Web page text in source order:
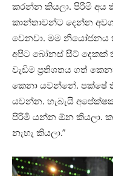
කරන්න කියලා. පිරිමි අය
කාන්තාවන්ට දෙන්න
වෙනවා. මම
අපිට බෝනස් සීට් දෙකක්
වැඩිම ප්‍රතිශතය ගත්
කෙනා යවන්නේ. පක්ෂේ
යවන්න. හැබැයි
පිරිමි යන්න ඕන කියලා.
නැහැ කියලා.”